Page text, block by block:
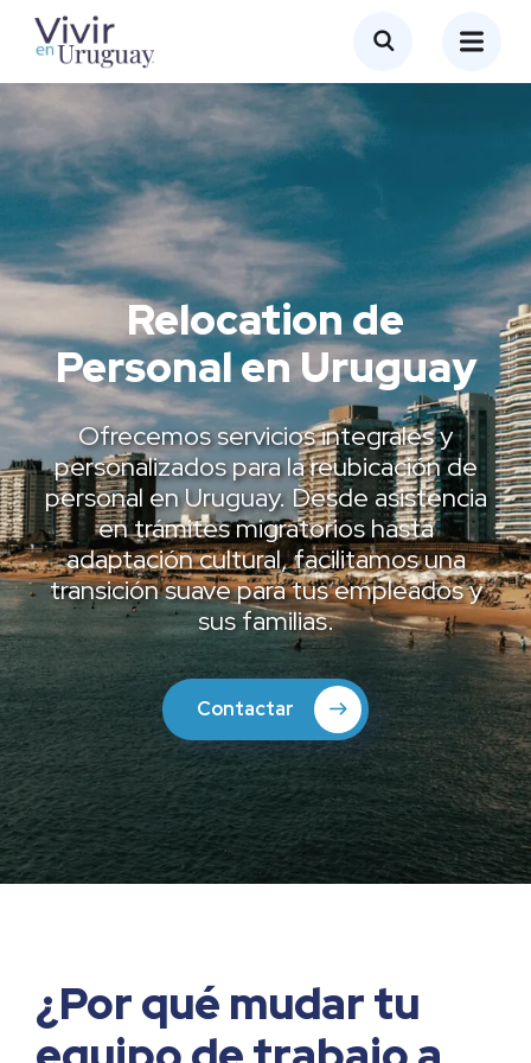
Relocation de
Personal en Uruguay
Ofrecemos servicios integrales y
personalizados para la reubicación de
personal en Uruguay. Desde asistencia
en trámites migratorios hasta
adaptación cultural, facilitamos una
transición suave para tus empleados y
sus familias.
Contactar
¿Por qué mudar tu